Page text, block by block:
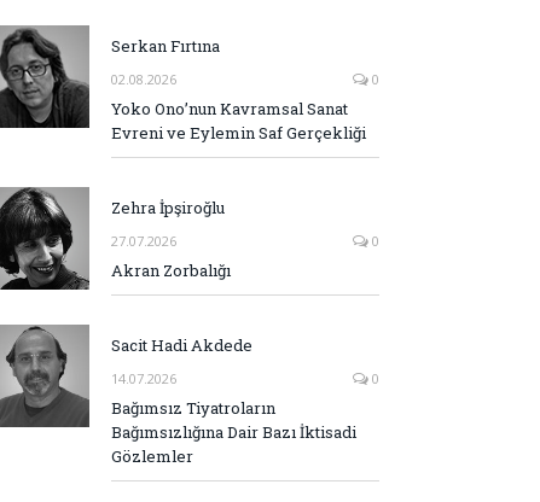
Serkan Fırtına
02.08.2026 0
Yoko Ono’nun Kavramsal Sanat
Evreni ve Eylemin Saf Gerçekliği
Zehra İpşiroğlu
27.07.2026 0
Akran Zorbalığı
Sacit Hadi Akdede
14.07.2026 0
Bağımsız Tiyatroların
Bağımsızlığına Dair Bazı İktisadi
Gözlemler